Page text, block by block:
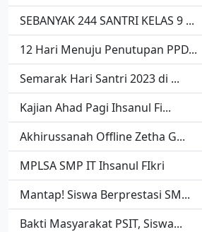
SEBANYAK 244 SANTRI KELAS 9 ...
12 Hari Menuju Penutupan PPD...
Semarak Hari Santri 2023 di ...
Kajian Ahad Pagi Ihsanul Fi...
Akhirussanah Offline Zetha G...
MPLSA SMP IT Ihsanul FIkri
Mantap! Siswa Berprestasi SM...
Bakti Masyarakat PSIT, Siswa...